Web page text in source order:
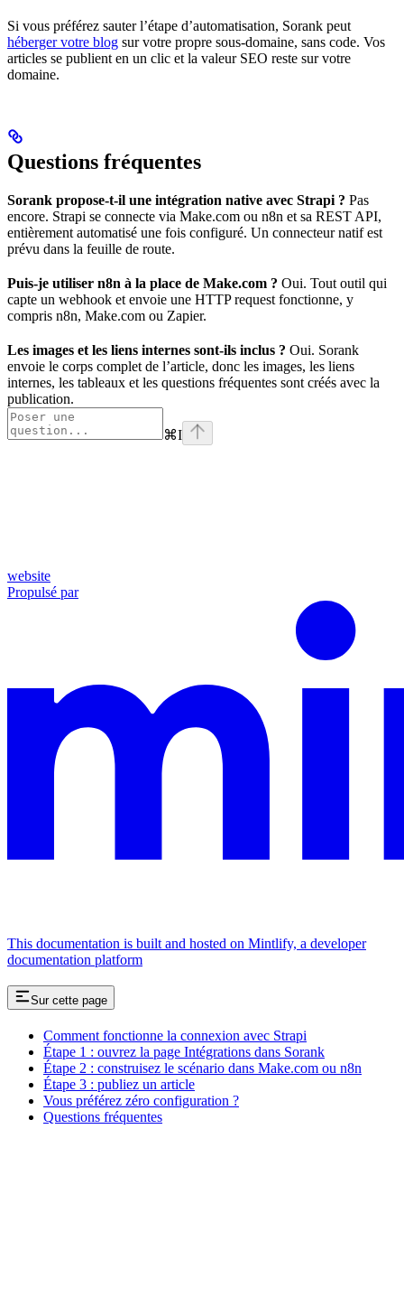
Si vous préférez sauter l’étape d’automatisation, Sorank peut
héberger votre blog sur votre propre sous-domaine, sans code. Vos
articles se publient en un clic et la valeur SEO reste sur votre
domaine.
Questions fréquentes
Sorank propose-t-il une intégration native avec Strapi ? Pas
encore. Strapi se connecte via Make.com ou n8n et sa REST API,
entièrement automatisé une fois configuré. Un connecteur natif est
prévu dans la feuille de route.
Puis-je utiliser n8n à la place de Make.com ? Oui. Tout outil qui
capte un webhook et envoie une HTTP request fonctionne, y
compris n8n, Make.com ou Zapier.
Les images et les liens internes sont-ils inclus ? Oui. Sorank
envoie le corps complet de l’article, donc les images, les liens
internes, les tableaux et les questions fréquentes sont créés avec la
publication.
⌘I
website
Propulsé par
This documentation is built and hosted on Mintlify, a developer
documentation platform
Sur cette page
Comment fonctionne la connexion avec Strapi
Étape 1 : ouvrez la page Intégrations dans Sorank
Étape 2 : construisez le scénario dans Make.com ou n8n
Étape 3 : publiez un article
Vous préférez zéro configuration ?
Questions fréquentes